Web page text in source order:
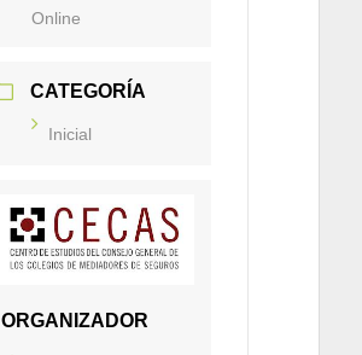
Online
CATEGORÍA
Inicial
ORGANIZADOR